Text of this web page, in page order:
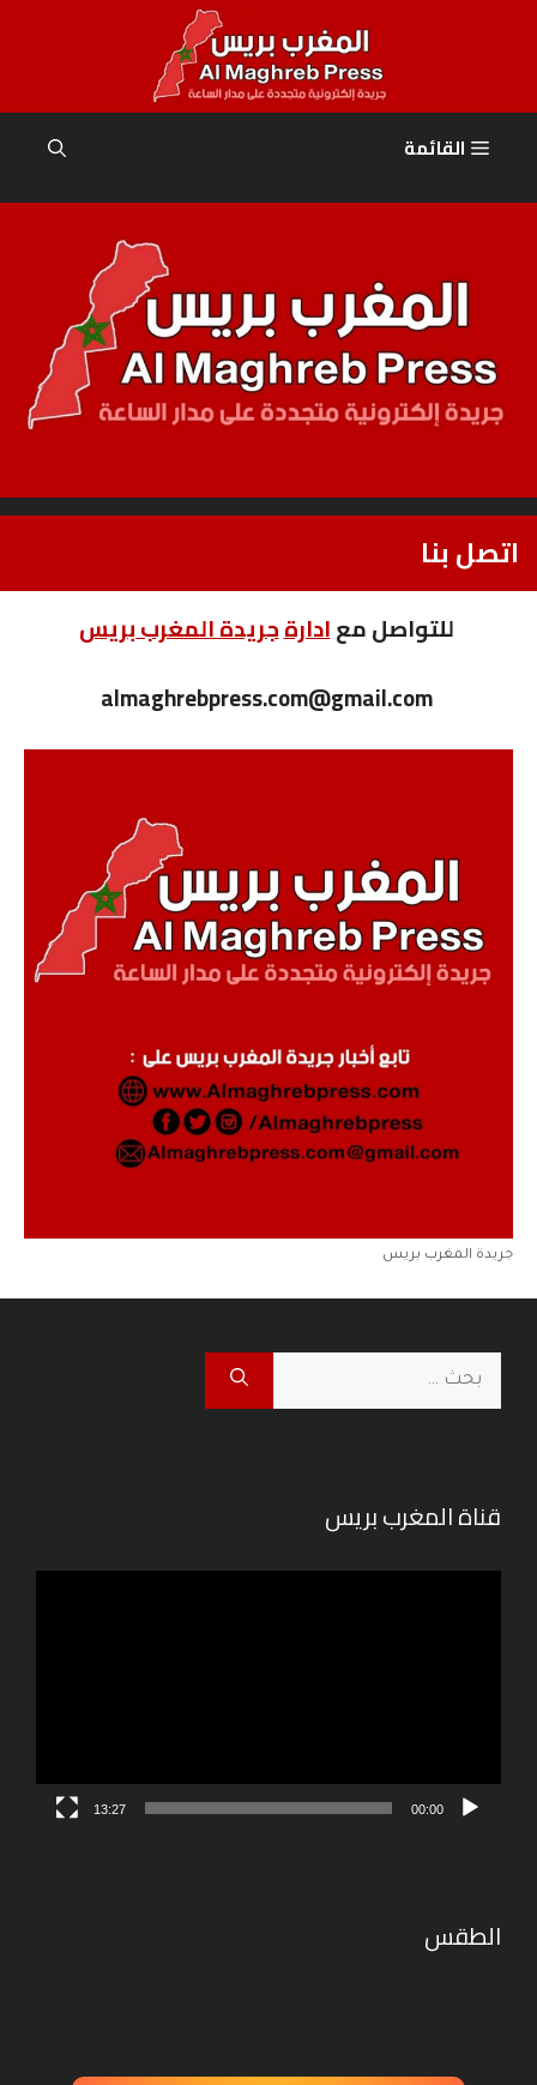
القائمة
اتصل بنا
للتواصل معادارةجريدة المغرب بريس
almaghrebpress.com@gmail.com
جريدة المغرب بريس
البحث
قناة المغرب بريس
00:00
13:27
الطقس